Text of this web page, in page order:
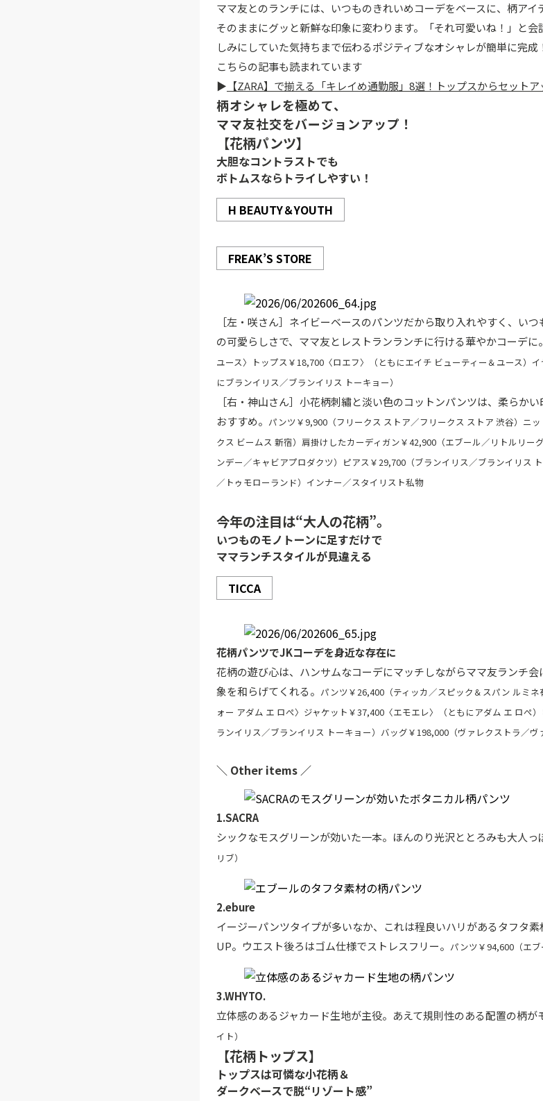
ママ友とのランチには、いつものきれいめコーデをベースに、柄ア
そのままにグッと新鮮な印象に変わります。「それ可愛いね！」と
しみにしていた気持ちまで伝わるポジティブなオシャレが簡単に完成
こちらの記事も読まれています
▶ 【ZARA】で揃える「キレイめ通勤服」8選！トップスからセット
柄オシャレを極めて、
ママ友社交をバージョンアップ！
【花柄パンツ】
大胆なコントラストでも
ボトムスならトライしやすい！
H BEAUTY＆YOUTH
FREAK’S STORE
［左・咲さん］ネイビーベースのパンツだから取り入れやすく、い
の可愛らしさで、ママ友とレストランランチに行ける華やかコーデに。
ユース〉トップス￥18,700〈ロエフ〉（ともにエイチ ビューティー＆ユース）
にブランイリス／ブランイリス トーキョー）
［右・神山さん］小花柄刺繡と淡い色のコットンパンツは、柔らか
おすすめ。 パンツ￥9,900（フリークス ストア／フリークス ストア 渋谷）ニ
クス ビームス 新宿）肩掛けしたカーディガン￥42,900（エブール／リトルリー
ンデー／キャビアプロダクツ）ピアス￥29,700（ブランイリス／ブランイリス
／トゥモローランド）インナー／スタイリスト私物
今年の注目は“大人の花柄”。
いつものモノトーンに足すだけで
ママランチスタイルが見違える
TICCA
花柄パンツでJKコーデを身近な存在に
花柄の遊び心は、ハンサムなコーデにマッチしながらママ友ランチ
象を和らげてくれる。 パンツ￥26,400（ティッカ／スピック＆スパン ルミ
ォー アダム エ ロぺ〉ジャケット￥37,400〈エモエレ〉（ともにアダム エ ロぺ
ランイリス／ブランイリス トーキョー）バッグ￥198,000（ヴァレクストラ／ヴ
＼ Other items ／
1.SACRA
シックなモスグリーンが効いた一本。ほんのり光沢ととろみも大人っ
リブ）
2.ebure
イージーパンツタイプが多いなか、これは程良いハリがあるタフタ
UP。ウエスト後ろはゴム仕様でストレスフリー。 パンツ￥94,600（エブ
3.WHYTO.
立体感のあるジャカード生地が主役。あえて規則性のある配置の柄が
イト）
【花柄トップス】
トップスは可憐な小花柄＆
ダークベースで脱“リゾート感”